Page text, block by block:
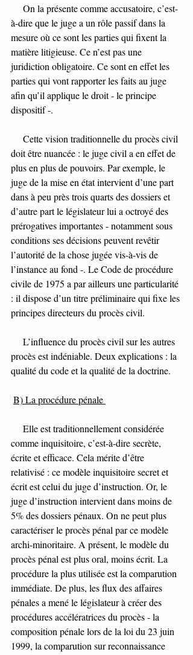
à-dire que le juge a un rôle passif dans la
mesure où ce sont les parties qui fixent la
matière litigieuse. Ce n’est pas une
juridiction obligatoire. Ce sont en effet les
parties qui vont rapporter les faits au juge
afin qu’il applique le droit - le principe
dispositif -.
doit être nuancée : le juge civil a en effet de
plus en plus de pouvoirs. Par exemple, le
juge de la mise en état intervient d’une part
dans à peu près trois quarts des dossiers et
d’autre part le législateur lui a octroyé des
prérogatives importantes - notamment sous
conditions ses décisions peuvent revêtir
l’autorité de la chose jugée vis-à-vis de
l’instance au fond -. Le Code de procédure
civile de 1975 a par ailleurs une particularité
: il dispose d’un titre préliminaire qui fixe les
principes directeurs du procès civil.
procès est indéniable. Deux explications : la
qualité du code et la qualité de la doctrine.
B) La procédure pénale
comme inquisitoire, c’est-à-dire secrète,
écrite et efficace. Cela mérite d’être
relativisé : ce modèle inquisitoire secret et
écrit est celui du juge d’instruction. Or, le
juge d’instruction intervient dans moins de
5% des dossiers pénaux. On ne peut plus
caractériser le procès pénal par ce modèle
archi-minoritaire. A présent, le modèle du
procès pénal est plus oral, moins écrit. La
procédure la plus utilisée est la comparution
immédiate. De plus, les flux des affaires
pénales a mené le législateur à créer des
procédures accélératrices du procès - la
composition pénale lors de la loi du 23 juin
1999, la comparution sur reconnaissance